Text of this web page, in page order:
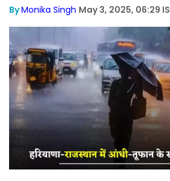
ByMonika Singh May 3, 2025, 06:29